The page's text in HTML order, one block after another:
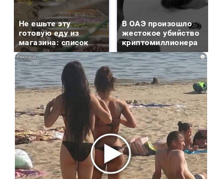
Не ешьте эту
готовую еду из
магазина: список
В ОАЭ произошло
жестокое убийство
криптомиллионера
i